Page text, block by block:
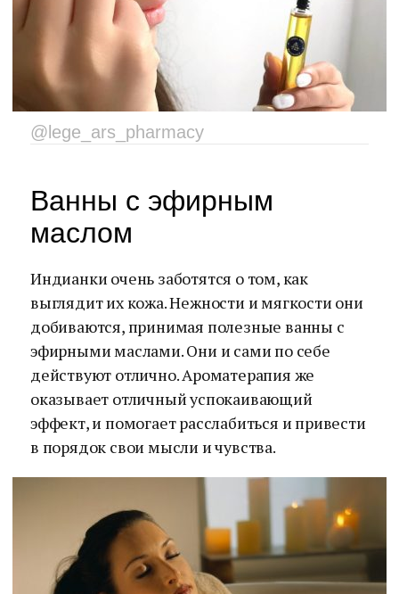
@lege_ars_pharmacy
Ванны с эфирным
маслом
Индианки очень заботятся о том, как
выглядит их кожа. Нежности и мягкости они
добиваются, принимая полезные ванны с
эфирными маслами. Они и сами по себе
действуют отлично. Ароматерапия же
оказывает отличный успокаивающий
эффект, и помогает расслабиться и привести
в порядок свои мысли и чувства.